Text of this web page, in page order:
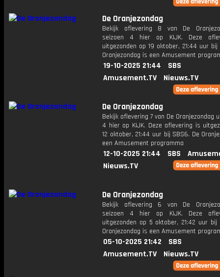
De Oranjezondag
Bekijk aflevering 8 van De
seizoen 4 hier op KIJK. Deze
uitgezonden op 19 oktober, 21:44 uur bij
Oranjezondag is een Amusement
19-10-2025 21:44
SBS
Amusement.TV
Nieuws.TV
De Oranjezondag
Bekijk aflevering 7 van De Oranjezondag
4 hier op KIJK. Deze aflevering is
12 oktober, 21:44 uur bij SBS6. De
een Amusement programma
12-10-2025 21:44 SBS
Nieuws.TV
De Oranjezondag
Bekijk aflevering 6 van De
seizoen 4 hier op KIJK. Deze
uitgezonden op 5 oktober, 21:42 uur bij
Oranjezondag is een Amusement
05-10-2025 21:42
SBS
Amusement.TV
Nieuws.TV